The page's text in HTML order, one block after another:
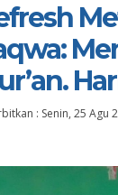
: Senin, 25 Agu